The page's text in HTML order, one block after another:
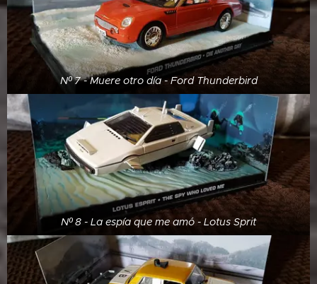
Nº 7 - Muere otro día - Ford Thunderbird
Nº 8 - La espía que me amó - Lotus Sprit